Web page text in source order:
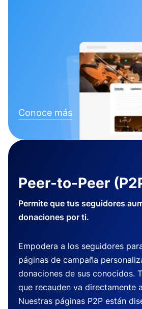
Conoce más
Peer-to-Peer
Permite que tus seguidores
donaciones por ti.
Empodera a los seguidores
páginas de campaña
donaciones de sus conocidos.
que recauden va directamente
Nuestras páginas P2P están